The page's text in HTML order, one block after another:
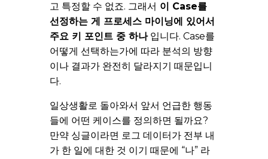
고 특정할 수 없죠. 그래서 이 Case를
선정하는 게 프로세스 마이닝에 있어서
주요 키 포인트 중 하나입니다. Case를
어떻게 선택하는가에 따라 분석의 방향
이나 결과가 완전히 달라지기 때문입니
다.
일상생활로 돌아와서 앞서 언급한 행동
들에 어떤 케이스를 정의하면 될까요?
만약 싱글이라면 로그 데이터가 전부 내
가 한 일에 대한 것 이기 때문에 “나” 라